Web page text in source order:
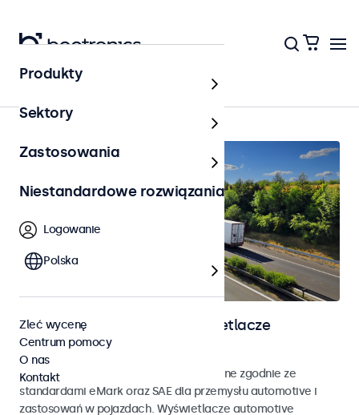
Strona główna
Monitory automotive i wyświetlacze
dotykowe
Monitory i ekrany dotykowe opracowane zgodnie ze
standardami eMark oraz SAE dla przemysłu automotive i
zastosowań w pojazdach. Wyświetlacze automotive
Produkty
Sektory
Zastosowania
Niestandardowe rozwiązania
Logowanie
Polska
Zleć wycenę
Centrum pomocy
O nas
Kontakt